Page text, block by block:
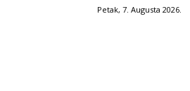
Petak, 7. Augusta 2026.